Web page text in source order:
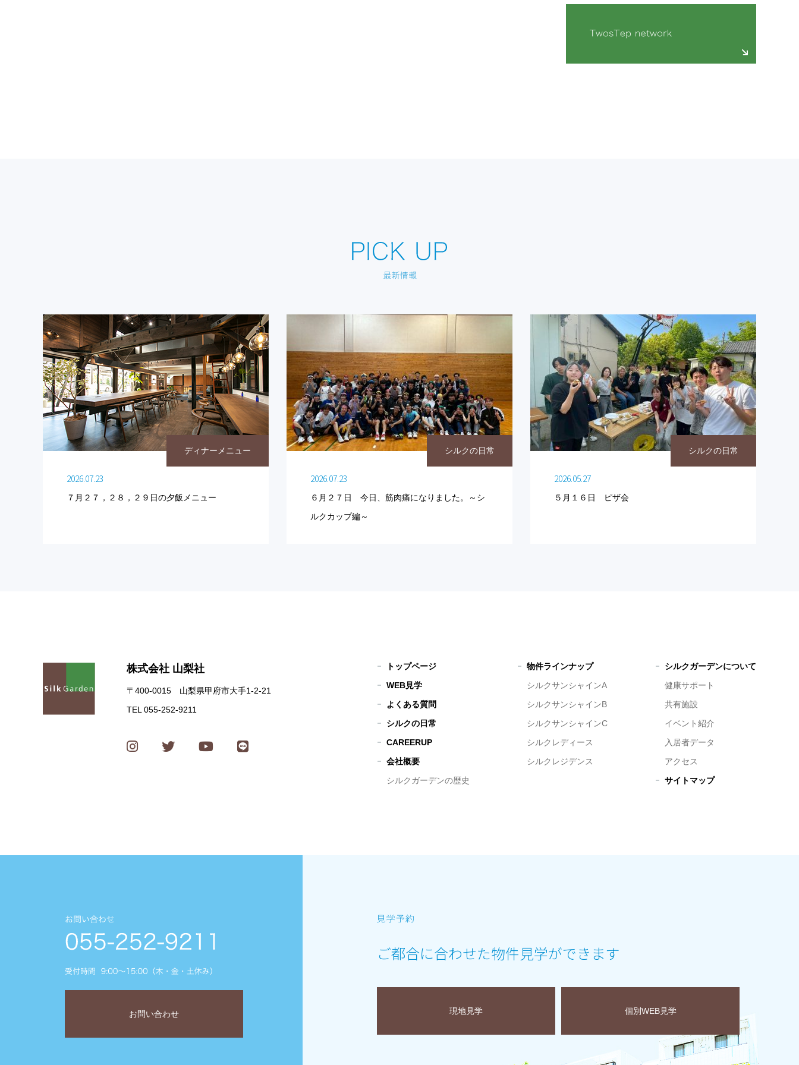
ディナーメニュー
2026.07.23
７月２７，２８，２９日の夕飯メニュー
シルクの日常
2026.07.23
６月２７日 今日、筋肉痛になりました。～シ
ルクカップ編～
シルクの日常
2026.05.27
５月１６日 ピザ会
株式会社 山梨社
〒400-0015 山梨県甲府市大手1-2-21
TEL 055-252-9211
トップページ
WEB見学
よくある質問
シルクの日常
CAREERUP
会社概要
シルクガーデンの歴史
物件ラインナップ
シルクサンシャインA
シルクサンシャインB
シルクサンシャインC
シルクレディース
シルクレジデンス
シルクガーデンについて
健康サポート
共有施設
イベント紹介
入居者データ
アクセス
サイトマップ
お問い合わせ
ご都合に合わせた物件見学ができます
現地見学 個別WEB見学